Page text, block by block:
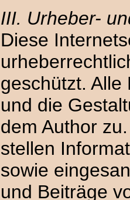
III. Urheber-
Diese
geschützt. Alle
und die
dem Author
stellen
sowie
und Beiträge